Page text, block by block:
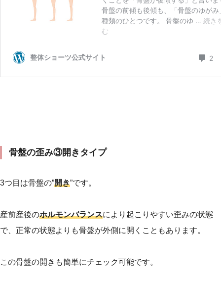
骨盤の歪み③開きタイプ
3つ目は骨盤の”開き”です。
産前産後のホルモンバランスにより起こりやすい歪みの状態
で、正常の状態よりも骨盤が外側に開くこともあります。
この骨盤の開きも簡単にチェック可能です。